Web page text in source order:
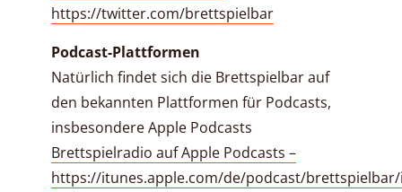
https://twitter.com/brettspielbar
Podcast-Plattformen
Natürlich findet sich die Brettspielbar auf
den bekannten Plattformen für Podcasts,
insbesondere Apple Podcasts
Brettspielradio auf Apple Podcasts –
https://itunes.apple.com/de/podcast/brettspielbar/